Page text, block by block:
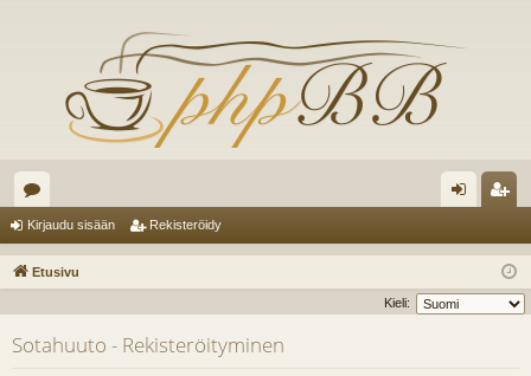
es
ku
ua
au
du
sä
ist
er
dy
Kirjaudu sisään Rekisteröidy
Etusivu
Kieli:
Sotahuuto - Rekisteröityminen